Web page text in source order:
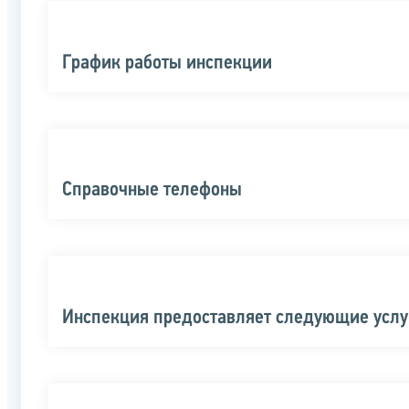
График работы инспекции
Справочные телефоны
Инспекция предоставляет следующие